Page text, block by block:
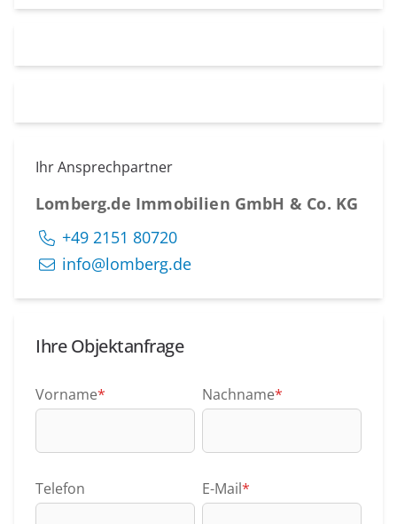
Ihr Ansprechpartner
Lomberg.de Immobilien GmbH & Co. KG
+49 2151 80720
info@lomberg.de
Ihre Objektanfrage
Vorname* Nachname*
Telefon E-Mail*